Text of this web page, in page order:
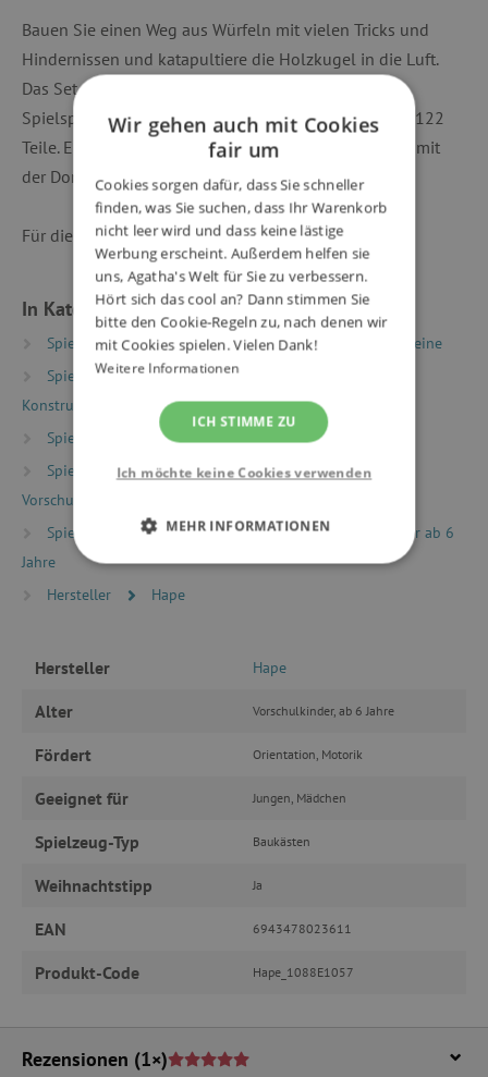
Bauen Sie einen Weg aus Würfeln mit vielen Tricks und
Hindernissen und katapultiere die Holzkugel in die Luft.
Das Set enthält genügend Teile, um stundenlangen
Spielspaß zu garantieren. Domino enthält insgesamt 122
Teile. Entworfen für Kinder ab 4 Jahren. Das Set kann mit
der Dominobahn Hammer kombiniert werden.
Für die Fotos bedanken wir uns bei @just.mom.life.
In Kategorien eingeteilt
Spielzeug nach Typ Holzspielzeug
Holzbausteine
Spielzeug nach Typ
Baukästen und
Konstruktionsspielzeug
Murmel- & Dominobahnen
Spielzeug nach Typ
Montessori Spielzeug
Spielzeug nach Alter
Spiele & Spielzeug für
Vorschulkinder (Alter 5+)
Spielzeug nach Alter
Spiele & Spielzeug für Kinder ab 6
Jahre
Hersteller
Hape
Hersteller Hape
Alter Vorschulkinder, ab 6 Jahre
Fördert Orientation, Motorik
Geeignet für Jungen, Mädchen
Spielzeug-Typ Baukästen
Weihnachtstipp Ja
EAN 6943478023611
Produkt-Code Hape_1088E1057
Rezensionen (1×)
Wir gehen auch mit Cookies
fair um
Cookies sorgen dafür, dass Sie schneller
finden, was Sie suchen, dass Ihr Warenkorb
nicht leer wird und dass keine lästige
Werbung erscheint. Außerdem helfen sie
uns, Agatha's Welt für Sie zu verbessern.
Hört sich das cool an? Dann stimmen Sie
bitte den Cookie-Regeln zu, nach denen wir
mit Cookies spielen. Vielen Dank!
Weitere Informationen
ICH STIMME ZU
Ich möchte keine Cookies verwenden
MEHR INFORMATIONEN
UNBEDINGT ERFORDERLICH
Unbedingt erforderliche Cookies ermöglichen
Benutzeranmeldung und die Kontoverwaltung.
kann die Website nicht ordnungsgemäß
featureFlagIdentifier
www.agathaswelt.de